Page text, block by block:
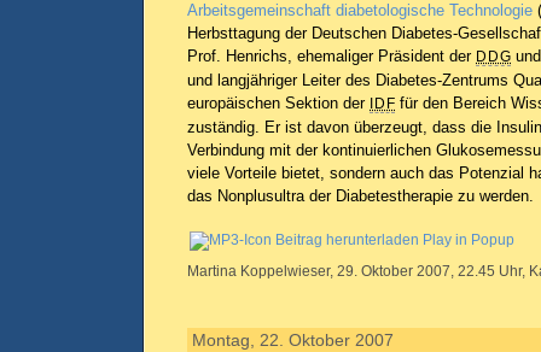
Arbeitsgemeinschaft diabetologische Technologie
Herbsttagung der Deutschen Diabetes-
Prof. Henrichs, ehemaliger Präsident der DDG
und langjähriger Leiter des Diabetes-Zentrums
europäischen Sektion der
IDF für den Bereich
zuständig. Er ist davon überzeugt, dass die
Verbindung mit der kontinuierlichen
viele Vorteile bietet, sondern auch das Potenzial
das Nonplusultra der Diabetestherapie zu werden.
Beitrag herunterladen Play in Popup
Martina Koppelwieser, 29. Oktober 2007, 22.45 Uhr,
Montag, 22. Oktober 2007